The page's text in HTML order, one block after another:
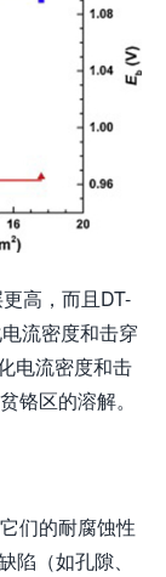
高，而且DT-
流密度和击穿
电流密度和击
铬区的溶解。
们的耐腐蚀性
（如孔隙、